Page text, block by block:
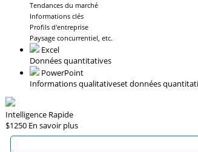
Tendances du marché
Informations clés
Profils d'entreprise
Paysage concurrentiel, etc.
Excel
Données quantitatives
PowerPoint
Informations qualitativeset données
Intelligence Rapide
$1250 En savoir plus